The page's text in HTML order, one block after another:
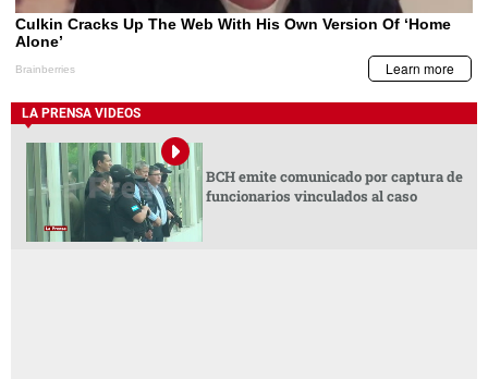
LA PRENSA VIDEOS
BCH emite comunicado por captura de
funcionarios vinculados al caso